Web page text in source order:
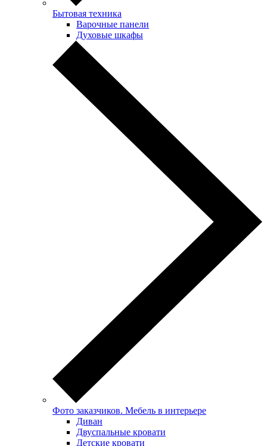
Бытовая техника
Варочные панели
Духовые шкафы
Фото заказчиков. Мебель в интерьере
Диван
Двуспальные кровати
Детские кровати